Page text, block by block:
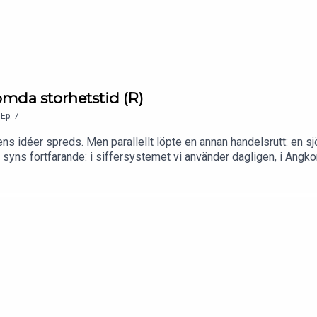
storhetstid (R)
Ep. 7
idéer spreds. Men parallellt löpte en annan handelsrutt: en
fortfarande: i siffersystemet vi använder dagligen, i
samtalar om William Dalrymples praktverk
mänsklighetens stora kunskaps- och kulturcentrum.
avsnitt är en repris.Poddvärdar:
eller synpunkter? Hör gärna av dig till